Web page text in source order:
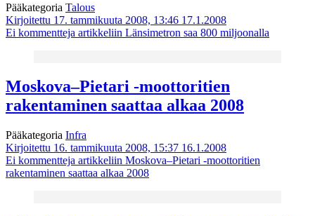
Pääkategoria Talous
Kirjoitettu 17. tammikuuta 2008, 13:46 17.1.2008
Ei kommentteja artikkeliin Länsimetron saa 800 miljoonalla
Moskova–Pietari -moottoritien
rakentaminen saattaa alkaa 2008
Pääkategoria Infra
Kirjoitettu 16. tammikuuta 2008, 15:37 16.1.2008
Ei kommentteja artikkeliin Moskova–Pietari -moottoritien
rakentaminen saattaa alkaa 2008